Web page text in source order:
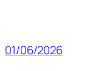
01/06/2026